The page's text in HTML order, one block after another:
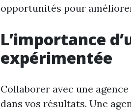
opportunités pour
L’importance
expérimentée
Collaborer avec une
dans vos résultats. Une